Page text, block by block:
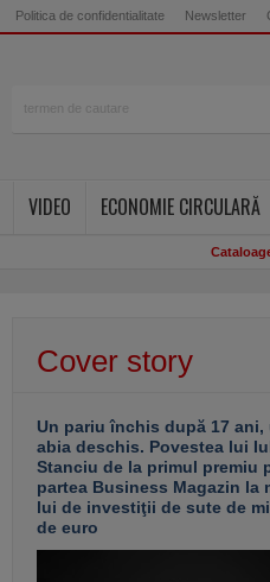
Politica de confidentialitate Newsletter
VIDEO ECONOMIE CIRCULARĂ
Cover story
Un pariu închis după 17
abia deschis. Povestea lui
Stanciu de la primul premiu
partea Business Magazin la
lui de investiţii de sute de
de euro